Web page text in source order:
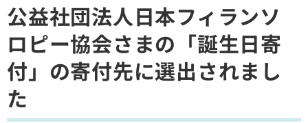
公益社団法人日本フィランソ
ロピー協会さまの「誕生日寄
付」の寄付先に選出されまし
た